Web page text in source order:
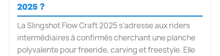
2025 ?
La Slingshot Flow Craft 2025 s'adresse aux riders
intermédiaires à confirmés cherchant une planche
polyvalente pour freeride, carving et freestyle. Elle